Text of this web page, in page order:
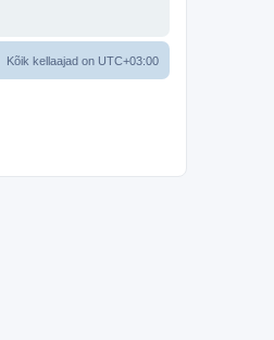
Kõik kellaajad on UTC+03:00